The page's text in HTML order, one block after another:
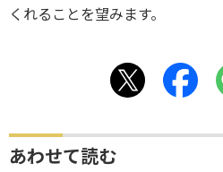
くれることを望みます。
あわせて読む